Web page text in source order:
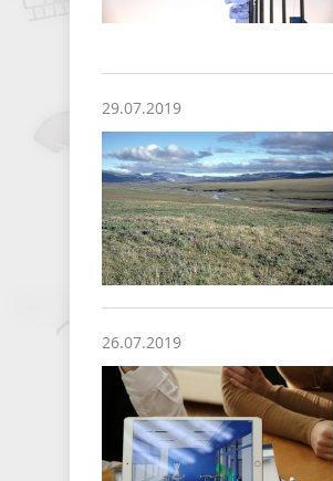
29.07.2019
26.07.2019